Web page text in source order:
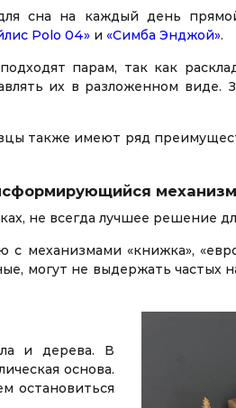
сна на каждый день
Polo 04» и «Симба Энджой».
парам, так как
их в разложенном виде.
также имеют ряд
механизм
не всегда лучшее решение
механизмами «книжка»,
могут не выдержать
и дерева. В
основа.
остановиться